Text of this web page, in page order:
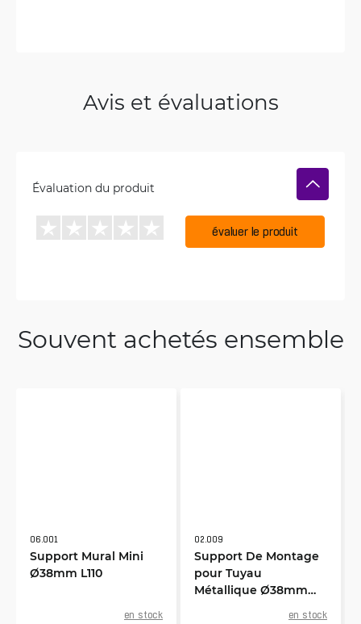
Avis et évaluations
Évaluation du produit
évaluer le produit
Souvent achetés ensemble
06.001
Support Mural Mini
Ø38mm L110
en stock
02.009
Support De Montage
pour Tuyau
Métallique Ø38mm
en stock